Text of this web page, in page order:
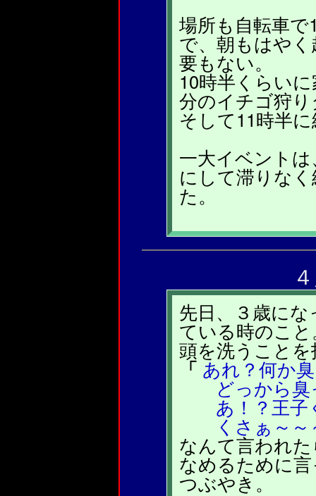
場所も自転車
で、朝もはや
要もない。
10時半くらい
分のイチゴ狩
そして11時半
一大イベント
にして滞りな
た。
先日、３歳に
ている時のこ
頭を洗うこと
「 あれ？何か
どっから臭
あ！？王子
くさぁ～～
なんて言われ
なめるために
つぶやき。